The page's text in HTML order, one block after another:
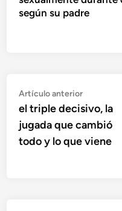
según su padre
Navegación
de
entradas
Artículo anteriorArtículo
anterior:
el triple decisivo, la
jugada que cambió
todo y lo que viene